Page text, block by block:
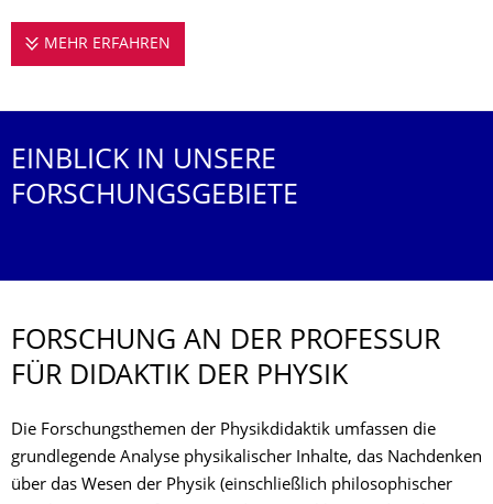
MEHR ERFAHREN
EINBLICK IN UNSERE
FORSCHUNGSGEBIETE
FORSCHUNG AN DER PROFESSUR
FÜR DIDAKTIK DER PHYSIK
Die Forschungsthemen der Physikdidaktik umfassen die
grundlegende Analyse physikalischer Inhalte, das Nachdenken
über das Wesen der Physik (einschließlich philosophischer